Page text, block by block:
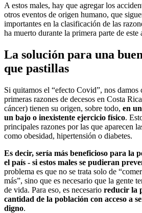
A estos males, hay que agregar los
otros eventos de origen humano, que
importantes en la clasificación de las
ha muerto durante la primera parte de este
La solución para una
que pastillas
Si quitamos el “efecto Covid”, nos damos
primeras razones de decesos en Costa
cáncer) tienen su origen, sobre todo, en
un bajo o inexistente ejercicio físico.
principales razones por las que aparecen
como obesidad, hipertensión o diabetes.
Es decir, sería más beneficioso para la
el país - si estos males se pudieran
problema es que no se trata solo de
más”, sino que es necesario que la gente
de vida. Para eso, es necesario reducir la
cantidad de la población con acceso a
digno.